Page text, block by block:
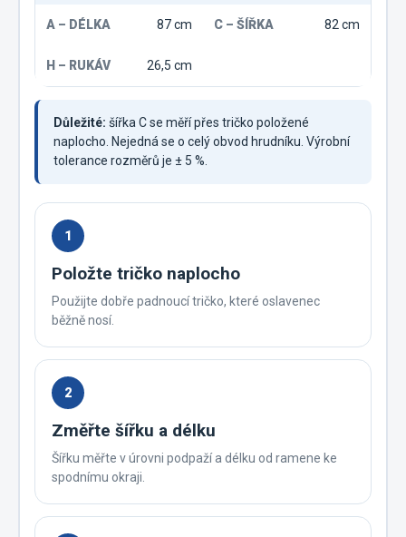
87 cm 82 cm
26,5 cm
Důležité: šířka C se měří přes tričko položené
naplocho. Nejedná se o celý obvod hrudníku. Výrobní
tolerance rozměrů je ± 5 %.
1
Položte tričko naplocho
Použijte dobře padnoucí tričko, které oslavenec
běžně nosí.
2
Změřte šířku a délku
Šířku měřte v úrovni podpaží a délku od ramene ke
spodnímu okraji.